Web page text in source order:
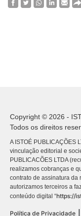
Copyright © 2026 -
Todos os direitos
A ISTOÉ PUBLICAÇÕES
vinculação editorial e
PUBLICACÕES LTDA
realizamos cobranças e
contrato de assinatura da
autorizamos terceiros a
conteúdo digital “https://
Política de Privacidade